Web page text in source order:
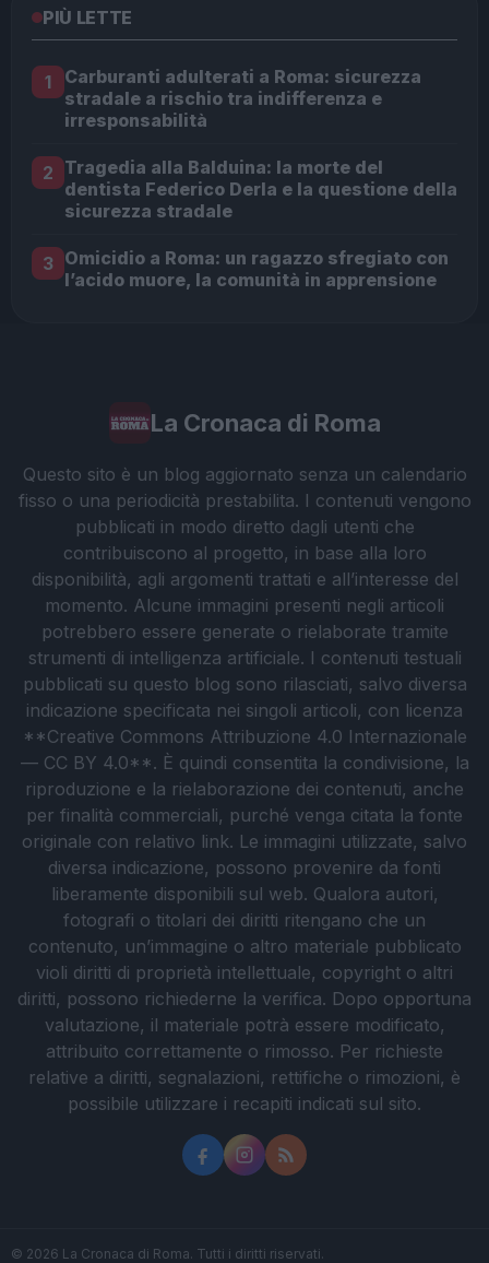
PIÙ LETTE
1
Carburanti adulterati a Roma: sicurezza
stradale a rischio tra indifferenza e
irresponsabilità
2 Tragedia alla Balduina: la morte del
dentista Federico Derla e la questione della
sicurezza stradale
3 Omicidio a Roma: un ragazzo sfregiato con
l’acido muore, la comunità in apprensione
La Cronaca di Roma
Questo sito è un blog aggiornato senza un calendario
fisso o una periodicità prestabilita. I contenuti vengono
pubblicati in modo diretto dagli utenti che
contribuiscono al progetto, in base alla loro
disponibilità, agli argomenti trattati e all’interesse del
momento. Alcune immagini presenti negli articoli
potrebbero essere generate o rielaborate tramite
strumenti di intelligenza artificiale. I contenuti testuali
pubblicati su questo blog sono rilasciati, salvo diversa
indicazione specificata nei singoli articoli, con licenza
**Creative Commons Attribuzione 4.0 Internazionale
— CC BY 4.0**. È quindi consentita la condivisione, la
riproduzione e la rielaborazione dei contenuti, anche
per finalità commerciali, purché venga citata la fonte
originale con relativo link. Le immagini utilizzate, salvo
diversa indicazione, possono provenire da fonti
liberamente disponibili sul web. Qualora autori,
fotografi o titolari dei diritti ritengano che un
contenuto, un’immagine o altro materiale pubblicato
violi diritti di proprietà intellettuale, copyright o altri
diritti, possono richiederne la verifica. Dopo opportuna
valutazione, il materiale potrà essere modificato,
attribuito correttamente o rimosso. Per richieste
relative a diritti, segnalazioni, rettifiche o rimozioni, è
possibile utilizzare i recapiti indicati sul sito.
© 2026 La Cronaca di Roma. Tutti i diritti riservati.